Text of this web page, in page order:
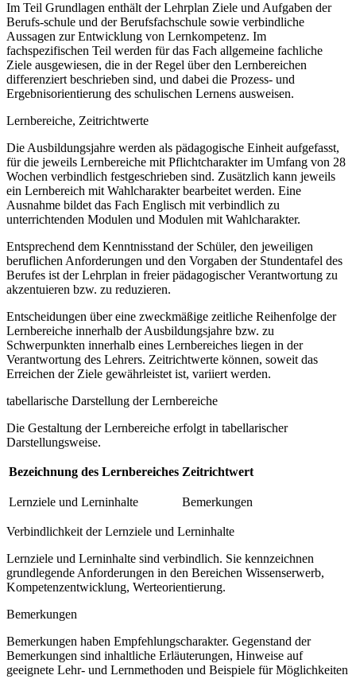
Im Teil Grundlagen enthält der Lehrplan Ziele und Aufgaben der
Berufs-schule und der Berufsfachschule sowie verbindliche
Aussagen zur Entwicklung von Lernkompetenz. Im
fachspezifischen Teil werden für das Fach allgemeine fachliche
Ziele ausgewiesen, die in der Regel über den Lernbereichen
differenziert beschrieben sind, und dabei die Prozess- und
Ergebnisorientierung des schulischen Lernens ausweisen.
Lernbereiche, Zeitrichtwerte
Die Ausbildungsjahre werden als pädagogische Einheit aufgefasst,
für die jeweils Lernbereiche mit Pflichtcharakter im Umfang von 28
Wochen verbindlich festgeschrieben sind. Zusätzlich kann jeweils
ein Lernbereich mit Wahlcharakter bearbeitet werden. Eine
Ausnahme bildet das Fach Englisch mit verbindlich zu
unterrichtenden Modulen und Modulen mit Wahlcharakter.
Entsprechend dem Kenntnisstand der Schüler, den jeweiligen
beruflichen Anforderungen und den Vorgaben der Stundentafel des
Berufes ist der Lehrplan in freier pädagogischer Verantwortung zu
akzentuieren bzw. zu reduzieren.
Entscheidungen über eine zweckmäßige zeitliche Reihenfolge der
Lernbereiche innerhalb der Ausbildungsjahre bzw. zu
Schwerpunkten innerhalb eines Lernbereiches liegen in der
Verantwortung des Lehrers. Zeitrichtwerte können, soweit das
Erreichen der Ziele gewährleistet ist, variiert werden.
tabellarische Darstellung der Lernbereiche
Die Gestaltung der Lernbereiche erfolgt in tabellarischer
Darstellungsweise.
Bezeichnung des Lernbereiches Zeitrichtwert
Lernziele und Lerninhalte Bemerkungen
Verbindlichkeit der Lernziele und Lerninhalte
Lernziele und Lerninhalte sind verbindlich. Sie kennzeichnen
grundlegende Anforderungen in den Bereichen Wissenserwerb,
Kompetenzentwicklung, Werteorientierung.
Bemerkungen
Bemerkungen haben Empfehlungscharakter. Gegenstand der
Bemerkungen sind inhaltliche Erläuterungen, Hinweise auf
geeignete Lehr- und Lernmethoden und Beispiele für Möglichkeiten